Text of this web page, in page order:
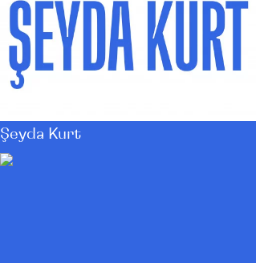
Şeyda Kurt